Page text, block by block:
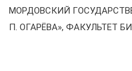
МОРДОВСКИЙ
П. ОГАРЁВА», ФАКУЛЬТЕТ